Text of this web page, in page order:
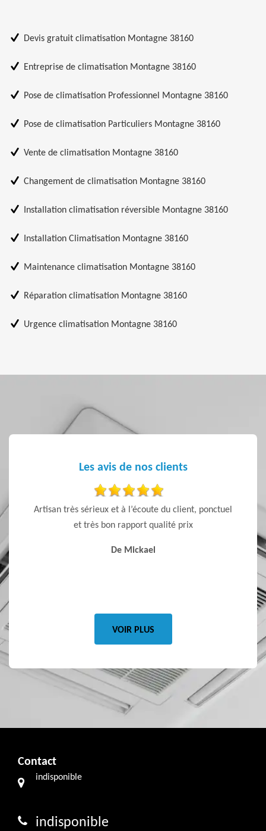
Devis gratuit climatisation Montagne 38160
Entreprise de climatisation Montagne 38160
Pose de climatisation Professionnel Montagne 38160
Pose de climatisation Particuliers Montagne 38160
Vente de climatisation Montagne 38160
Changement de climatisation Montagne 38160
Installation climatisation réversible Montagne 38160
Installation Climatisation Montagne 38160
Maintenance climatisation Montagne 38160
Réparation climatisation Montagne 38160
Urgence climatisation Montagne 38160
Les avis de nos clients
tout.
Artisan très sérieux et à l’écoute du client, ponctuel
et très bon rapport qualité prix
De Mickael
VOIR PLUS
Contact
indisponible
indisponible